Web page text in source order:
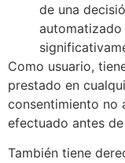
de una
Como usuario,
prestado en
consentimiento no
efectuado antes
También tiene